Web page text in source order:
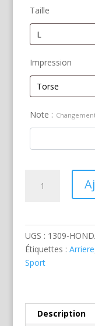
Taille
Impression
Note :
UGS : 1309-
Étiquettes : Arriere
Sport
Description